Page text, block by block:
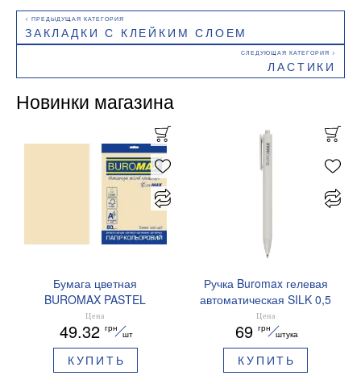
ЗАКЛАДКИ С КЛЕЙКИМ СЛОЕМ
ЛАСТИКИ
Новинки магазина
Бумага цветная
BUROMAX PASTEL
EUROMAX 20 арк А4 80 г/
мс BM.2721220E-08
Цена
49.32 грн
шт
КУПИТЬ
Ручка Buromax гелевая
автоматическая SILK 0,5
мм синие чернила
BM.83100
Цена
69 грн
штука
КУПИТЬ